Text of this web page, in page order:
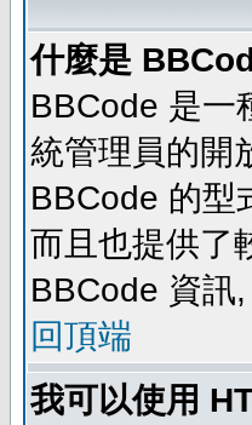
什麼是
BBCode 是一
統管理員的開
BBCode 的型
而且也提供了
BBCode 資訊
回頂端
我可以使用